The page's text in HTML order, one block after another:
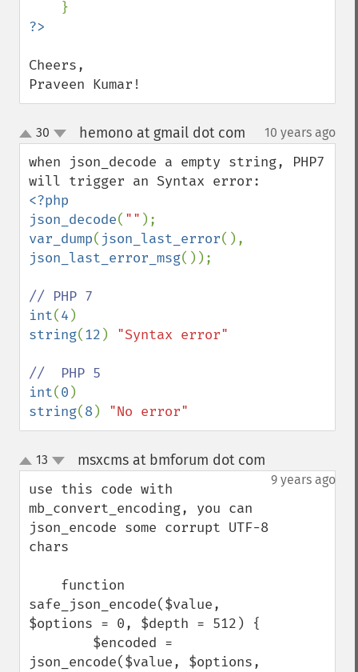
Cheers,
Praveen Kumar!
up
down
30 hemono at gmail dot com 10 years ago
when json_decode a empty string, PHP7
<?php
json_decode( ""
var_dump( json_last_error
json_last_error_msg());
int(4
string(12 ) "Syntax error"
int(0
string(8) "No error"
up
down
13 msxcms at bmforum dot com
9 years ago
use this code with
mb_convert_encoding, you can
json_encode some corrupt UTF-8
chars
safe_json_encode($value,
$options = 0, $depth = 512) {
json_encode($value, $options,